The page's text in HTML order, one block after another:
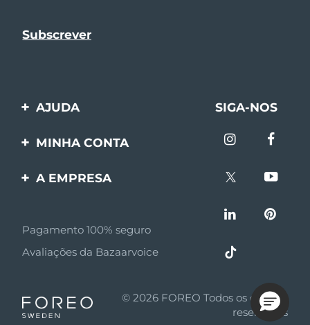
AJUDA
Entre em contato
SIGA-NOS
MINHA CONTA
Registro de produto
A EMPRESA
Afiliados
Notícias de afiliados
Parceiro minoritário
Pagamento 100% seguro
Avaliações da Bazaarvoice
© 2026 FOREO Todos os direitos
reservados